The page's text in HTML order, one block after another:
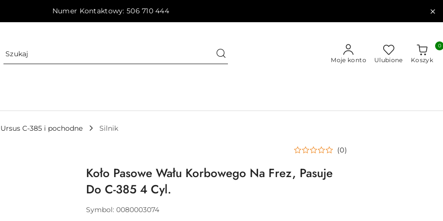
Numer Kontaktowy: 506 710 444
Moje konto Ulubione Koszyk
0
Ursus C-385 i pochodne Silnik
(0)
Koło Pasowe Wału Korbowego Na Frez, Pasuje
Do C-385 4 Cyl.
Symbol: 0080003074